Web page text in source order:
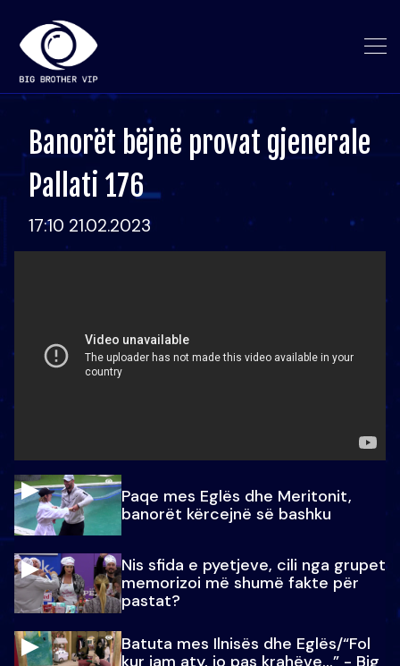
Banorët bëjnë provat gjenerale
Pallati 176
17:10 21.02.2023
Paqe mes Eglës dhe Meritonit,
banorët kërcejnë së bashku
Nis sfida e pyetjeve, cili nga grupet
memorizoi më shumë fakte për
pastat?
Batuta mes Ilnisës dhe Eglës/“Fol
kur jam aty, jo pas krahëve…” - Big